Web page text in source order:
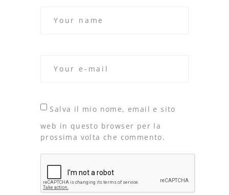
Salva il mio nome, email e sito
web in questo browser per la
prossima volta che commento.